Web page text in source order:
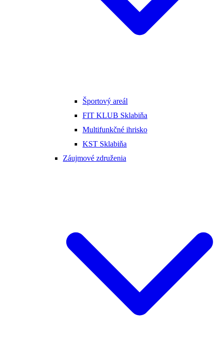
Športový areál
FIT KLUB Sklabiňa
Multifunkčné ihrisko
KST Sklabiňa
Záujmové združenia